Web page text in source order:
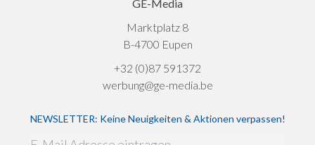
GE-Media
Marktplatz 8
B-4700 Eupen
+32 (0)87 591372
werbung@ge-media.be
NEWSLETTER: Keine Neuigkeiten & Aktionen verpassen!